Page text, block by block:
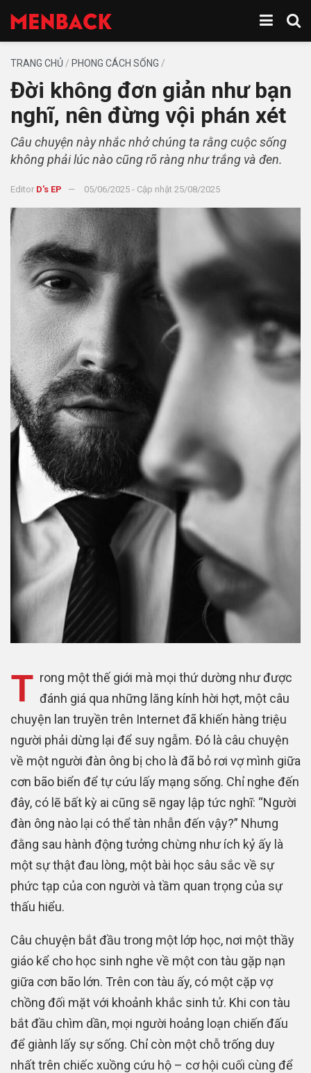
TRANG CHỦ / PHONG CÁCH SỐNG /
Đời không đơn giản như bạn
nghĩ, nên đừng vội phán xét
Câu chuyện này nhắc nhở chúng ta rằng cuộc sống
không phải lúc nào cũng rõ ràng như trắng và đen.
Editor D's EP 05/06/2025 - Cập nhật 25/08/2025
T rong một thế giới mà mọi thứ dường như được
đánh giá qua những lăng kính hời hợt, một câu
chuyện lan truyền trên Internet đã khiến hàng triệu
người phải dừng lại để suy ngẫm. Đó là câu chuyện
về một người đàn ông bị cho là đã bỏ rơi vợ mình giữa
cơn bão biển để tự cứu lấy mạng sống. Chỉ nghe đến
đây, có lẽ bất kỳ ai cũng sẽ ngay lập tức nghĩ: “Người
đàn ông nào lại có thể tàn nhẫn đến vậy?” Nhưng
đằng sau hành động tưởng chừng như ích kỷ ấy là
một sự thật đau lòng, một bài học sâu sắc về sự
phức tạp của con người và tầm quan trọng của sự
thấu hiểu.
Câu chuyện bắt đầu trong một lớp học, nơi một thầy
giáo kể cho học sinh nghe về một con tàu gặp nạn
giữa cơn bão lớn. Trên con tàu ấy, có một cặp vợ
chồng đối mặt với khoảnh khắc sinh tử. Khi con tàu
bắt đầu chìm dần, mọi người hoảng loạn chiến đấu
để giành lấy sự sống. Chỉ còn một chỗ trống duy
nhất trên chiếc xuồng cứu hộ – cơ hội cuối cùng để